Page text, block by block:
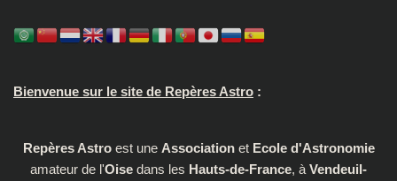
Bienvenue sur le site de Repères Astro :
Repères Astroest une Associationet Ecole d'Astronomie
amateur de l'Oise dans les Hauts-de-France, à Vendeuil-